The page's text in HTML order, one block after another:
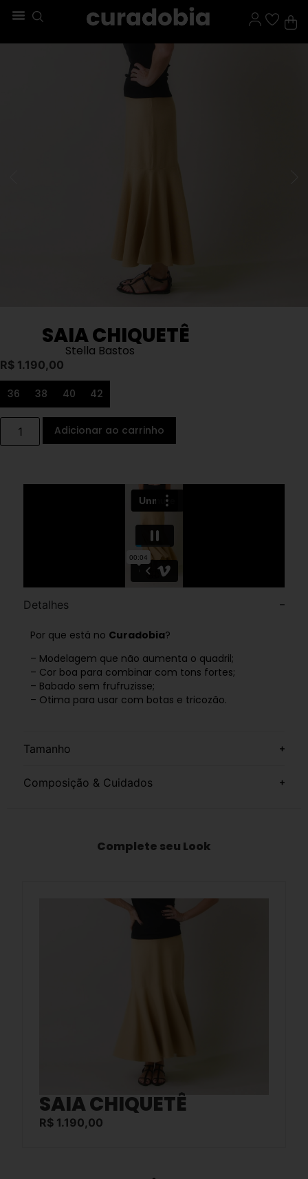
SAIA CHIQUETÊ
Stella Bastos
R$ 1.190,00
36 38 40 42
Adicionar ao carrinho
Detalhes
Por que está no Curadobia?
– Modelagem que não aumenta o quadril;
– Cor boa para combinar com tons fortes;
– Babado sem frufruzisse;
– Otima para usar com botas e tricozão.
Tamanho
Composição & Cuidados
Complete seu Look
SAIA CHIQUETÊ
R$ 1.190,00